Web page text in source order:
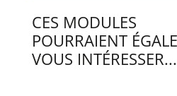
CES MODULES
POURRAIENT
VOUS INTÉRESSER...